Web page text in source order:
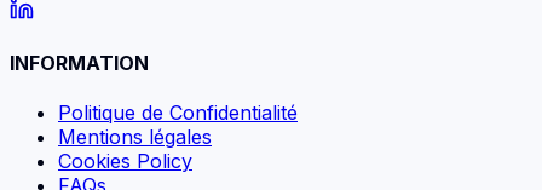
INFORMATION
Politique de Confidentialité
Mentions légales
Cookies Policy